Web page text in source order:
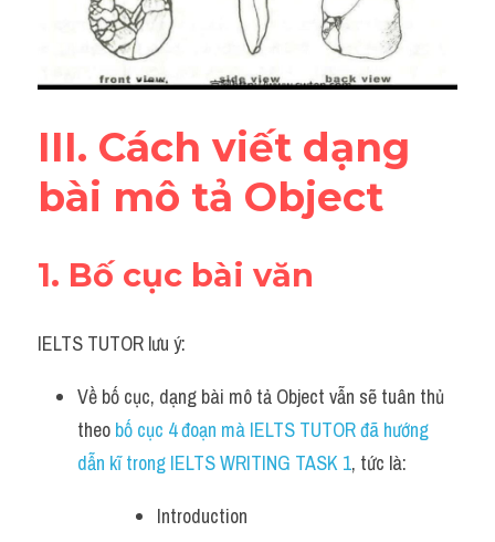
Listening
Speaking
Writing
Reading
III. Cách viết dạng
bài mô tả Object
1. Bố cục bài văn
IELTS TUTOR lưu ý:
Về bố cục, dạng bài mô tả Object vẫn sẽ tuân thủ
theo bố cục 4 đoạn mà IELTS TUTOR đã hướng
dẫn kĩ trong IELTS WRITING TASK 1, tức là:
Introduction